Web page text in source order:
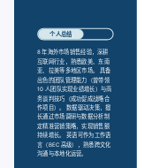
个人总结
8 年海外市场销售经验，深耕
互联网行业，熟悉欧美、东南
亚、拉美等多地区市场。 具备
出色的团队管理能力（曾带领
10 人团队实现业绩增长）与商
务谈判技巧（成功促成战略合
作项目）。 数据驱动决策，擅
长通过市场调研与数据分析制
定精准营销策略，实现销售额
持续增长。 英语可作为工作语
言（BEC 高级），熟悉跨文化
沟通与本地化运营。